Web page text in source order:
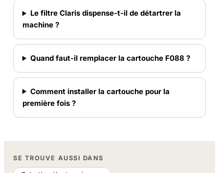
Le filtre Claris dispense-t-il de détartrer la
machine ?
Quand faut-il remplacer la cartouche F088 ?
Comment installer la cartouche pour la
première fois ?
SE TROUVE AUSSI DANS